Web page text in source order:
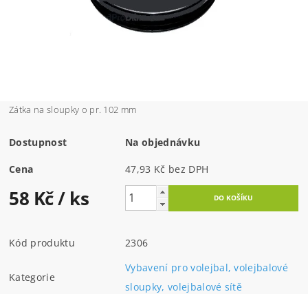
Zátka na sloupky o pr. 102 mm
Dostupnost Na objednávku
Cena 47,93 Kč bez DPH
58 Kč/ ks
Kód produktu 2306
Kategorie
Vybavení pro volejbal, volejbalové
sloupky, volejbalové sítě